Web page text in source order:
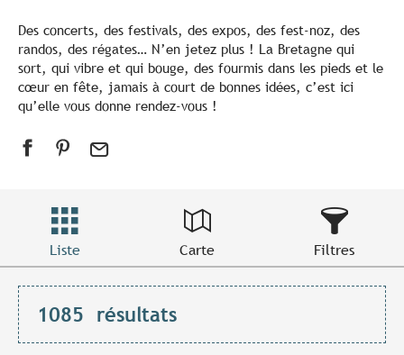
Des concerts, des festivals, des expos, des fest-noz, des
randos, des régates… N’en jetez plus ! La Bretagne qui
sort, qui vibre et qui bouge, des fourmis dans les pieds et le
cœur en fête, jamais à court de bonnes idées, c’est ici
qu’elle vous donne rendez-vous !
Liste Carte Filtres
1085 résultats